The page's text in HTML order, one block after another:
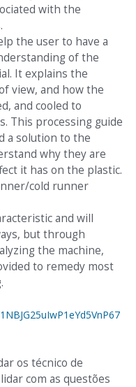
with the
the user to have a
of the
It explains the
view, and how the
and cooled to
This processing guide
a solution to the
why they are
it has on the plastic.
cold runner
and will
but through
the machine,
to remedy most
os técnico de
com as questões